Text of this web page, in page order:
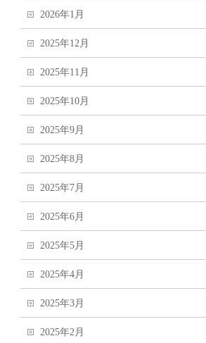
2026年1月
2025年12月
2025年11月
2025年10月
2025年9月
2025年8月
2025年7月
2025年6月
2025年5月
2025年4月
2025年3月
2025年2月